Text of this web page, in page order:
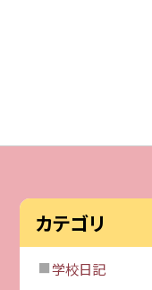
カテゴリ
学校日記